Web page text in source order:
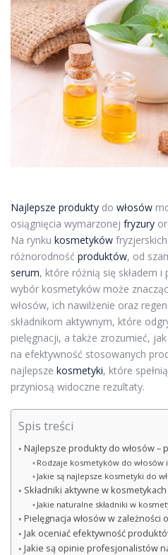
Najlepsze produkty do włosów
osiągnięcia wymarzonej fryzury
Na rynku kosmetyków
różnorodność produktów, od
serum, które różnią się składem i
wybór kosmetyków może
włosów, ich nawilżenie oraz
składnikom aktywnym, które
pielęgnacji, a także zrozumieć, jak
na efektywność stosowanych
najlepsze kosmetyki, które
przyniosą widoczne rezultaty.
Spis treści
Najlepsze produkty do włosów –
Rodzaje kosmetyków do włosów
Jakie są najlepsze kosmetyki do
Składniki aktywne w
Jakie naturalne składniki w
Pielęgnacja włosów w zależności
Jak oceniać efektywność
Jakie są opinie profesjonalistów